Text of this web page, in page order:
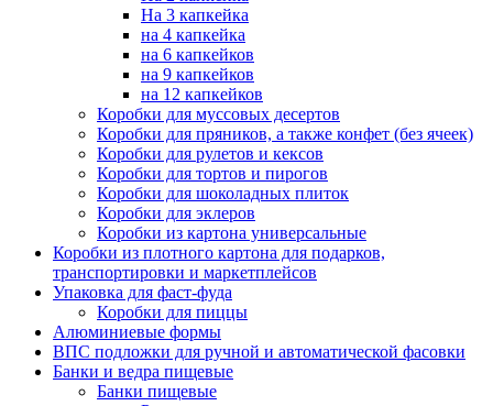
На 3 капкейка
на 4 капкейка
на 6 капкейков
на 9 капкейков
на 12 капкейков
Коробки для муссовых десертов
Коробки для пряников, а также конфет (без ячеек)
Коробки для рулетов и кексов
Коробки для тортов и пирогов
Коробки для шоколадных плиток
Коробки для эклеров
Коробки из картона универсальные
Коробки из плотного картона для подарков,
транспортировки и маркетплейсов
Упаковка для фаст-фуда
Коробки для пиццы
Алюминиевые формы
ВПС подложки для ручной и автоматической фасовки
Банки и ведра пищевые
Банки пищевые